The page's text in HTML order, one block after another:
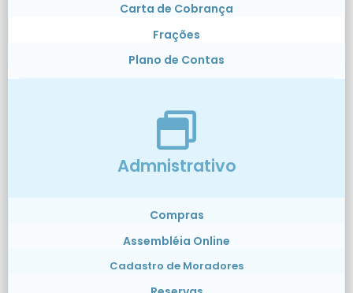
Carta de Cobrança
Frações
Plano de Contas
Admnistrativo
Compras
Assembléia Online
Cadastro de Moradores